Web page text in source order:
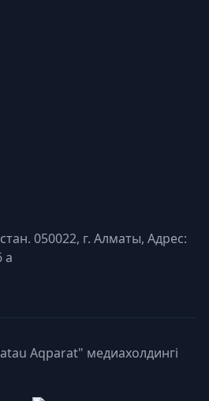
050022, г. Алматы, Адрес:
а
Aqparat" медиахолдингі